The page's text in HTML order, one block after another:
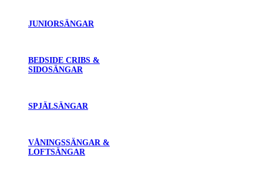
JUNIORSÄNGAR
BEDSIDE CRIBS &
SIDOSÄNGAR
SPJÄLSÄNGAR
VÅNINGSSÄNGAR &
LOFTSÄNGAR